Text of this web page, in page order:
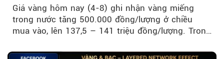
Giá vàng hôm nay (4-8) ghi nhận vàng miếng
trong nước tăng 500.000 đồng/lượng ở chiều
mua vào, lên 137,5 – 141 triệu đồng/lượng. Trong
trì trên ngưỡng 4.000 USD/ounce.